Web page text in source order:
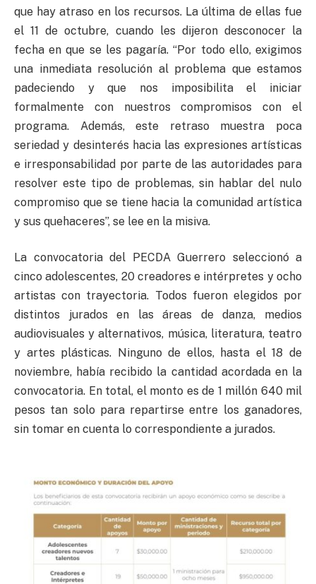
que hay atraso en los recursos. La última de ellas fue
el 11 de octubre, cuando les dijeron desconocer la
fecha en que se les pagaría. “Por todo ello, exigimos
una inmediata resolución al problema que estamos
padeciendo y que nos imposibilita el iniciar
formalmente con nuestros compromisos con el
programa. Además, este retraso muestra poca
seriedad y desinterés hacia las expresiones artísticas
e irresponsabilidad por parte de las autoridades para
resolver este tipo de problemas, sin hablar del nulo
compromiso que se tiene hacia la comunidad artística
y sus quehaceres”, se lee en la misiva.
La convocatoria del PECDA Guerrero seleccionó a
cinco adolescentes, 20 creadores e intérpretes y ocho
artistas con trayectoria. Todos fueron elegidos por
distintos jurados en las áreas de danza, medios
audiovisuales y alternativos, música, literatura, teatro
y artes plásticas. Ninguno de ellos, hasta el 18 de
noviembre, había recibido la cantidad acordada en la
convocatoria. En total, el monto es de 1 millón 640 mil
pesos tan solo para repartirse entre los ganadores,
sin tomar en cuenta lo correspondiente a jurados.